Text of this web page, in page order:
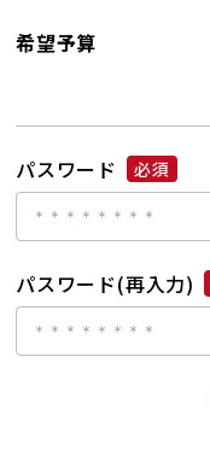
希望予算
パスワード 必須
パスワード(再入力)